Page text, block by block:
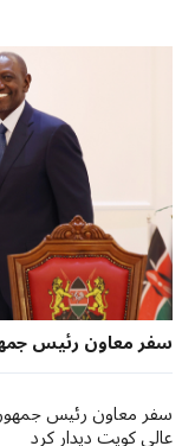
سفر معاون رئیس
سفر معاون رئیس
عالی کویت دیدار کرد